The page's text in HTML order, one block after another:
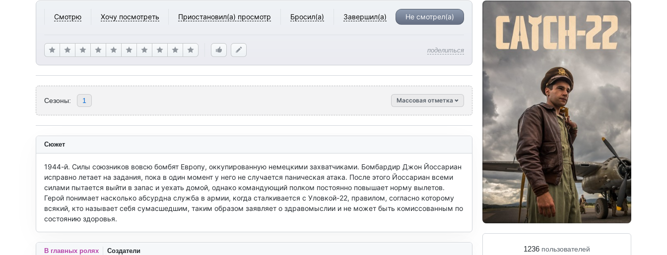
Смотрю Хочу посмотреть Приостановил(а) просмотр Бросил(а) Завершил(а) Не смотрел(а)
поделиться
1236 пользователей
Сезоны: 1 Массовая отметка
Сюжет
1944-й. Силы союзников вовсю бомбят Европу, оккупированную немецкими захватчиками. Бомбардир Джон Йоссариан
исправно летает на задания, пока в один момент у него не случается паническая атака. После этого Йоссариан всеми
силами пытается выйти в запас и уехать домой, однако командующий полком постоянно повышает норму вылетов.
Герой понимает насколько абсурдна служба в армии, когда сталкивается с Уловкой-22, правилом, согласно которому
всякий, кто называет себя сумасшедшим, таким образом заявляет о здравомыслии и не может быть комиссованным по
состоянию здоровья.
В главных ролях Создатели